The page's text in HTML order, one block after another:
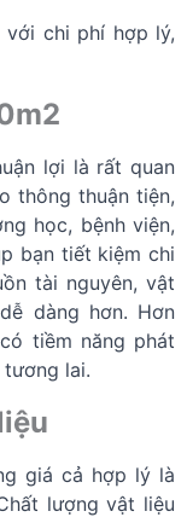
chi phí hợp lý,
lợi là rất quan
thông thuận tiện,
học, bệnh viện,
bạn tiết kiệm chi
tài nguyên, vật
dàng hơn. Hơn
tiềm năng phát
lai.
giá cả hợp lý là
lượng vật liệu